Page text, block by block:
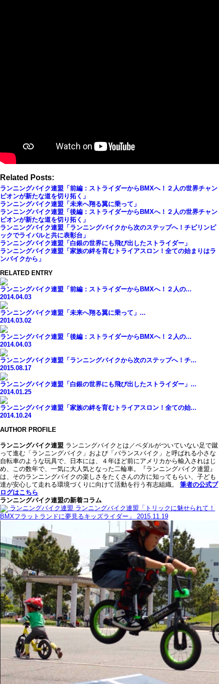
Related Posts:
ランニングバイク連盟「前編：ストライダーからBMXへ！２人の世界チャン
ピオンが新たな道を切り拓く」
ランニングバイク連盟「未来へ翔る翼に乗って」
ランニングバイク連盟「後編：ストライダーからBMXへ！２人の世界チャン
ピオンが新たな道を切り拓く」
ランニングバイク連盟「ランニングバイクから次のステップへ！チビリンピ
ックでライバルと共に表彰台」
ランニングバイク連盟「白銀の世界にも飛び出したストライダー」
ランニングバイク連盟「家族の絆を育むトライアスロン！全ての始まりはラ
ンバイクから」
RELATED ENTRY
ランニングバイク連盟「前編：ストライダーからBMXへ！２人の...
2014.04.03
ランニングバイク連盟「未来へ翔る翼に乗って」...
2014.03.02
ランニングバイク連盟「後編：ストライダーからBMXへ！２人の...
2014.04.03
ランニングバイク連盟「ランニングバイクから次のステップへ！チ...
2015.08.17
ランニングバイク連盟「白銀の世界にも飛び出したストライダー」...
2014.01.25
ランニングバイク連盟「家族の絆を育むトライアスロン！全ての始...
2014.10.24
AUTHOR PROFILE
ランニングバイク連盟 ランニングバイクとは／ペダルがついていない足で蹴
って進む「ランニングバイク」および「バランスバイク」と呼ばれる小さな
自転車のような玩具で、日本には、４年ほど前にアメリカから輸入されはじ
め、この数年で、一気に大人気となった二輪車。『ランニングバイク連盟』
は、そのランニングバイクの楽しさをたくさんの方に知ってもらい、子ども
達が安心して走れる環境づくりに向けて活動を行う有志組織。 筆者の公式ブ
ログはこちら
ランニングバイク連盟の新着コラム
ランニングバイク連盟 ランニングバイク連盟「トリックに魅せられて！
BMXフラットランドに夢見るキッズライダー」
2015.11.19